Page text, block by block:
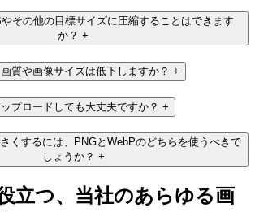
その他の目標サイズに圧縮することはできます
か？ +
質や画像サイズは低下しますか？ +
プロードしても大丈夫ですか？ +
くするには、PNGとWebPのどちらを使うべきで
しょうか？ +
立つ、当社のあらゆる画